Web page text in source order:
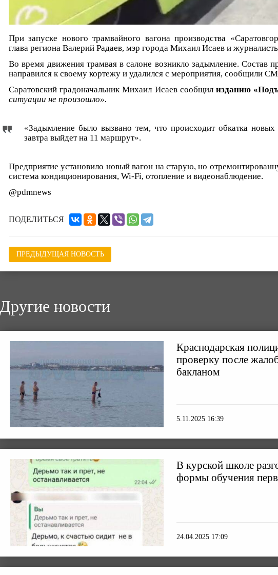
При запуске нового трамвайного вагона производства
глава региона Валерий Радаев, мэр города Михаил Исаев и
Во время движения трамвая в салоне возникло задымление. Состав
направился к своему кортежу и удалился с мероприятия, сообщили
Саратовский градоначальник Михаил Исаев сообщилизданию
ситуации не произошло».
«Задымление было вызвано тем, что происходит обкатка новых
завтра выйдет на 11 маршрут».
Предприятие установило новый вагон на старую, но
система кондиционирования, Wi-Fi, отопление и видеонаблюдение.
@pdmnews
ПОДЕЛИТЬСЯ
ПРЕДЫДУЩАЯ НОВОСТЬ
Другие новости
Краснодарская
проверку после
бакланом
5.11.2025 16:39
В курской школе
формы обучения
24.04.2025 17:09